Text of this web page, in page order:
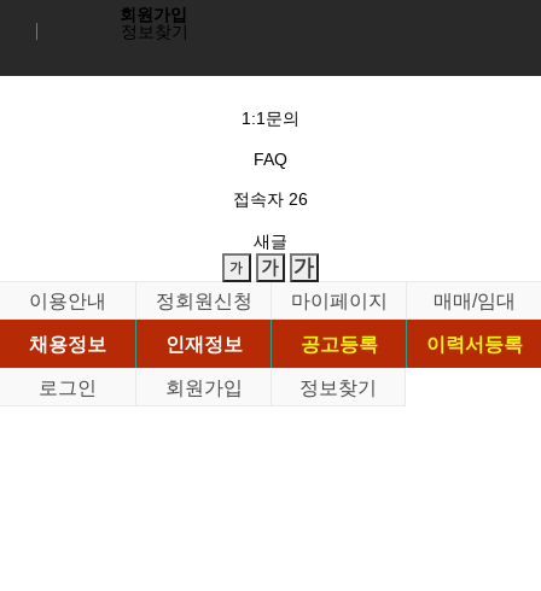
회원가입
정보찾기
1:1문의
FAQ
접속자 26
새글
이용안내 정회원신청 마이페이지
매매/임대
채용정보
인재정보 공고등록
이력서등록
로그인
회원가입 정보찾기